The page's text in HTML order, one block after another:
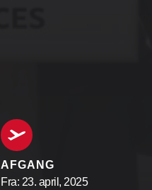
AFGANG
Fra: 23. april, 2025